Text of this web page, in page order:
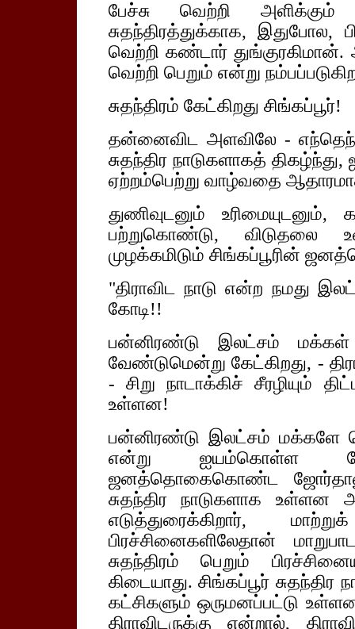
பேச்சு வெற்றி அளிக்கும்
சுதந்திரத்துக்காக, இதுபோல,
வெற்றி கண்டார் துங்குரகிமான்.
வெற்றி பெறும் என்று
சுதந்திரம் கேட்கிறது சிங்கப்பூர்!
தன்னைவிட அளவிலே -
சுதந்திர நாடுகளாகத்
ஏற்றம்பெற்று வாழ்வதை
துணிவுடனும் உரிமையுடனும்,
பற்றுகொண்டு, விடுதலை
முழக்கமிடும் சிங்கப்பூரின்
"திராவிட நாடு என்ற நமது
கோடி!!
பன்னிரண்டு இலட்சம் மக்கள்
வேண்டுமென்று கேட்கிறது, -
- சிறு நாடாக்கிச் சீரழியும்
உள்ளன!
பன்னிரண்டு இலட்சம் மக்களே
என்று ஐயம்கொள்ள
ஜனத்தொகைகொண்ட
சுதந்திர நாடுகளாக உள்ளன
எடுத்துரைக்கிறார்,
பிரச்சினைகளிலேதான்
சுதந்திரம் பெறும்
கிடையாது. சிங்கப்பூர்
கட்சிகளும் ஒருமனப்பட்டு
திராவிடருக்கு என்றால்,